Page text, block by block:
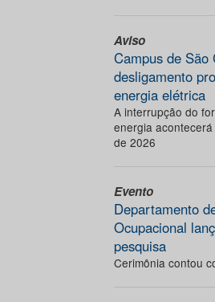
Aviso
Campus de São
desligamento
energia elétrica
A interrupção do
energia
de 2026
Evento
Departamento
Ocupacional
pesquisa
Cerimônia contou